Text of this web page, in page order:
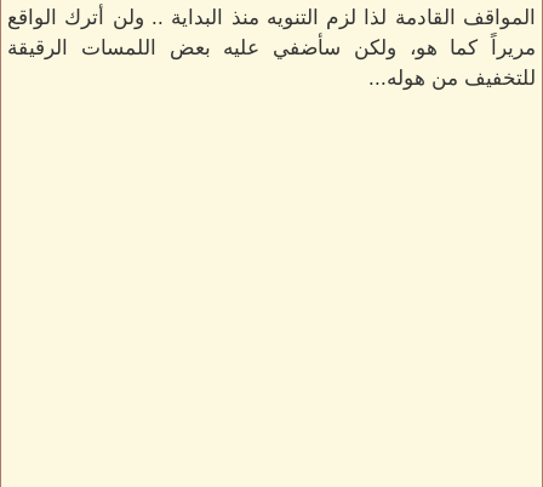
المواقف القادمة لذا لزم التنويه منذ البداية .. ولن أترك الواقع
مريراً كما هو، ولكن سأضفي عليه بعض اللمسات الرقيقة
للتخفيف من هوله...